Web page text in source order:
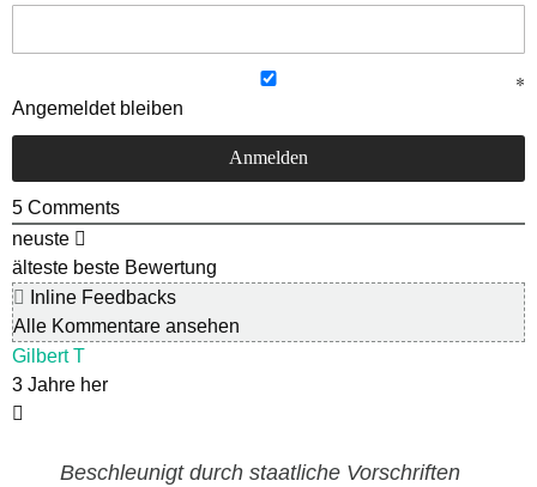
Angemeldet bleiben
5 Comments
neuste
älteste beste Bewertung
Inline Feedbacks
Alle Kommentare ansehen
Gilbert T
3 Jahre her
Beschleunigt durch staatliche Vorschriften